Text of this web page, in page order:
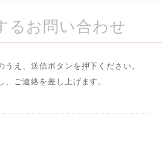
るお問い合わせ
うえ、送信ボタンを押下ください。
ご連絡を差し上げます。